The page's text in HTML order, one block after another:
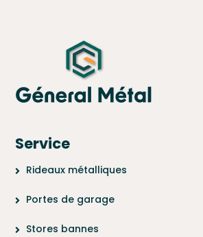
Service
Rideaux métalliques
Portes de garage
Stores bannes